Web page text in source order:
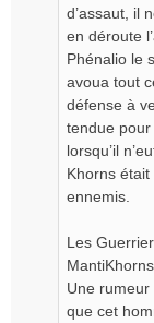
d’assaut, il
en déroute
Phénalio le
avoua tout
défense à
tendue
lorsqu’il
Khorns
ennemis.
Les
Une
que cet